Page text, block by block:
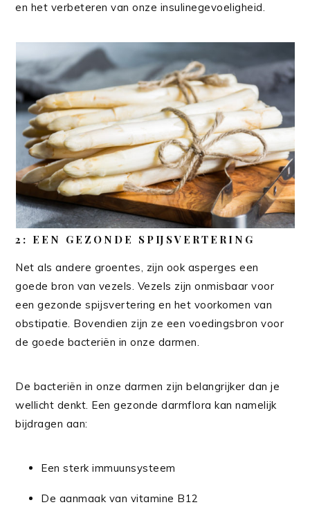
en het verbeteren van onze insulinegevoeligheid.
2: EEN GEZONDE SPIJSVERTERING
Net als andere groentes, zijn ook asperges een
goede bron van vezels. Vezels zijn onmisbaar voor
een gezonde spijsvertering en het voorkomen van
obstipatie. Bovendien zijn ze een voedingsbron voor
de goede bacteriën in onze darmen.
De bacteriën in onze darmen zijn belangrijker dan je
wellicht denkt. Een gezonde darmflora kan namelijk
bijdragen aan:
Een sterk immuunsysteem
De aanmaak van vitamine B12